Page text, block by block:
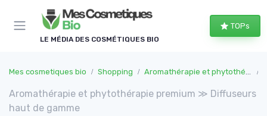
LE MÉDIA DES COSMÉTIQUES BIO
TOPs
Mes cosmetiques bio Shopping Aromathérapie et phytothérapie premium
Aromathérapie et phytothérapie premium ≫ Diffuseurs
haut de gamme
Panneau de gestion des cookies